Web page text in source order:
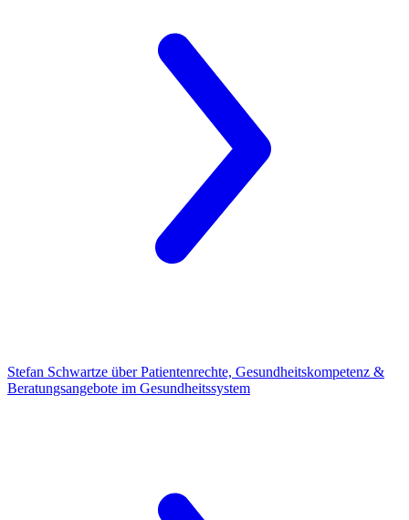
Stefan Schwartze über Patientenrechte, Gesundheitskompetenz &
Beratungsangebote im Gesundheitssystem